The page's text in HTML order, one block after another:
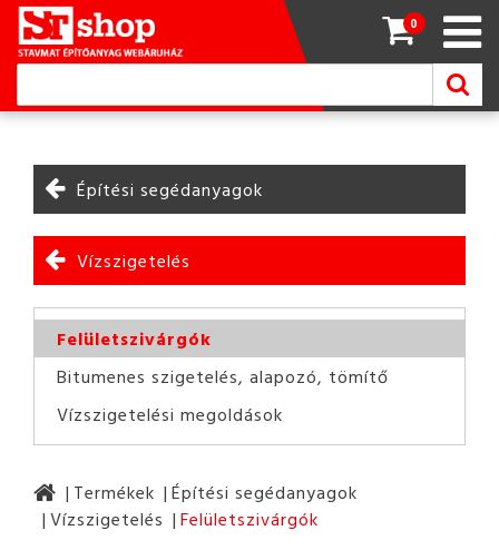
0
Építési segédanyagok
Vízszigetelés
Felületszivárgók
Bitumenes szigetelés, alapozó, tömítő
Vízszigetelési megoldások
Termékek
Építési segédanyagok
Vízszigetelés
Felületszivárgók